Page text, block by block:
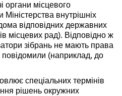
органи місцевого
внутрішніх
відповідних державних
місцевих рад). Відповідно ж
зібрань не мають права
повідомили (наприклад, до
спеціальних термінів
рішень окружних